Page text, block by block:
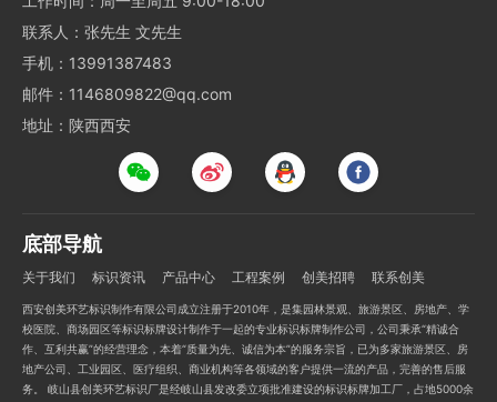
联系人：张先生 文先生
手机：13991387483
邮件：1146809822@qq.com
地址：陕西西安
底部导航
关于我们 标识资讯 产品中心 工程案例 创美招聘 联系创美
西安创美环艺标识制作有限公司成立注册于2010年，是集园林景观、旅游景区、房地产、学
校医院、商场园区等标识标牌设计制作于一起的专业标识标牌制作公司，公司秉承“精诚合
作、互利共赢”的经营理念，本着“质量为先、诚信为本”的服务宗旨，已为多家旅游景区、房
地产公司、工业园区、医疗组织、商业机构等各领域的客户提供一流的产品，完善的售后服
务。 岐山县创美环艺标识厂是经岐山县发改委立项批准建设的标识标牌加工厂，占地5000余